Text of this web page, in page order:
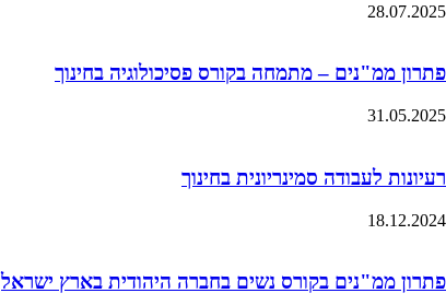
28.07.2025
פתרון ממ"נים – מתמחה בקורס פסיכולוגיה בחינוך
31.05.2025
רעיונות לעבודה סמינריונית בחינוך
18.12.2024
פתרון ממ"נים בקורס נשים בחברה היהודית בארץ ישראל